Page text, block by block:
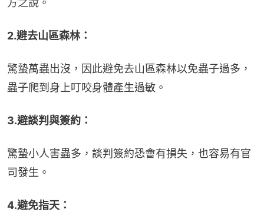
方之說。
2.避去山區森林：
驚蟄萬蟲出沒，因此避免去山區森林以免蟲子過多，
蟲子爬到身上叮咬身體產生過敏。
3.避談判與簽約：
驚蟄小人害蟲多，談判簽約恐會有損失，也容易有官
司發生。
4.避免指天：